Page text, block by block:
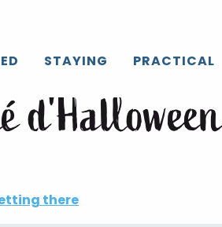
STAYING PRACTICAL
d'Halloween
there